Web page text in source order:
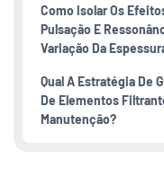
Como Isolar Os
Pulsação E
Variação Da
Qual A Estratégia De
De Elementos
Manutenção?